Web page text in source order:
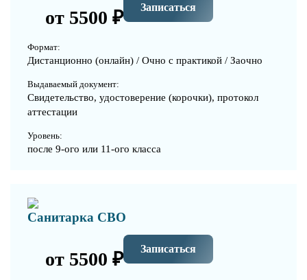
от 5500 ₽ Записаться
Формат:
Дистанционно (онлайн) / Очно с практикой / Заочно
Выдаваемый документ:
Свидетельство, удостоверение (корочки), протокол
аттестации
Уровень:
после 9-ого или 11-ого класса
Санитарка СВО
от 5500 ₽ Записаться